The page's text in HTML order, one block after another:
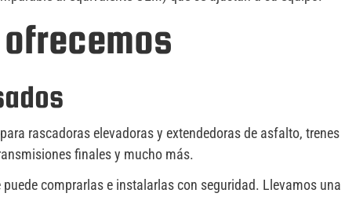
rascadoras elevadoras y extendedoras de asfalto, trenes
finales y mucho más.
comprarlas e instalarlas con seguridad. Llevamos una